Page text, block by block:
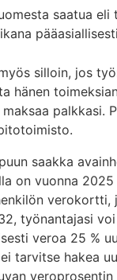
saatua eli
silloin, jos
hänen
palkkasi.
saakka
on vuonna
verokortti,
työnantajasi voi
veroa 25 %
tarvitse hakea
veroprosentin